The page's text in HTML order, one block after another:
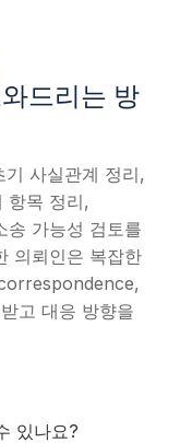
와드리는 방
사실관계 정리,
항목 정리,
가능성 검토를
의뢰인은 복잡한
고 대응 방향을
있나요?